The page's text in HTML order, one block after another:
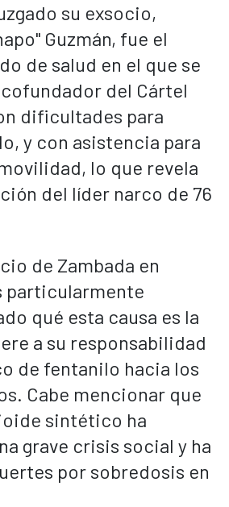
su exsocio,
Guzmán, fue el
de salud en el que se
del Cártel
dificultades para
y con asistencia para
lo que revela
del líder narco de 76
de Zambada en
particularmente
qué esta causa es la
a su responsabilidad
de fentanilo hacia los
Cabe mencionar que
sintético ha
grave crisis social y ha
por sobredosis en